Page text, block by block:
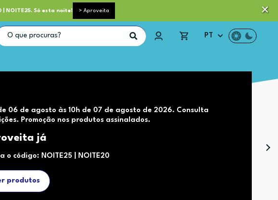
| NOITE25. Só esta noite! > Aproveita
Entrega pequeno porte grátis acima de 35€*
PT
06 de agosto às 10h de 07 de agosto de 2026. Consulta
Promoção nos produtos assinalados.
já
o código: NOITE25 | NOITE20
produtos